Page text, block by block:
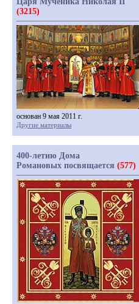
(3215)
основан 9 мая 2011 г.
Другие материалы
400-летию Дома
Романовых посвящается (577)